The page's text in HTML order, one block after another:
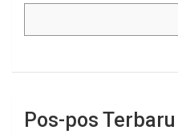
Pos-pos Terbaru